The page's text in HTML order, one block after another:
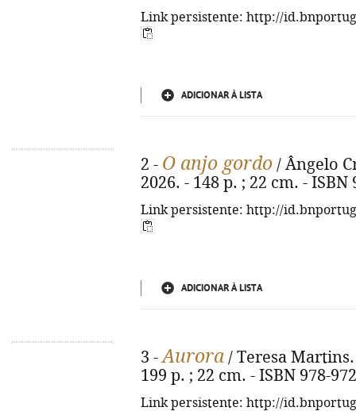
Link persistente: http://
ADICIONAR À LISTA
2 - O anjo gordo / Ângelo
2026. - 148 p. ; 22 cm. - ISBN
Link persistente: http://
ADICIONAR À LISTA
3 -Aurora / Teresa
199 p. ; 22 cm. - ISBN 978-
Link persistente: http://